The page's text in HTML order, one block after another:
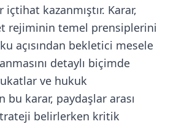
kazanmıştır. Karar,
rejiminin temel prensiplerini
açısından bekletici mesele
detaylı biçimde
ve hukuk
karar, paydaşlar arası
belirlerken kritik